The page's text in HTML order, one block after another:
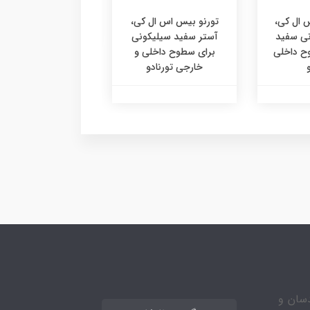
ال کی،
سفید
داخلی
تورنو بیس اس ال کی،
آستر سفید سیلیکونی
برای سطوح داخلی و
خارجی تورنادو
و